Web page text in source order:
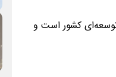
توسعه‌ای کشور است و